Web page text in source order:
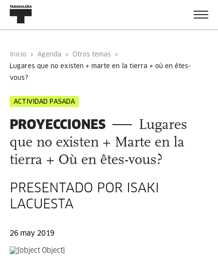
Inicio Agenda
Otros temas
lugares que no existen + marte en la tierra + où en êtes-
vous?
ACTIVIDAD PASADA
PROYECCIONES
Lugares
que no existen + Marte en la
tierra + Où en êtes-vous?
PRESENTADO POR ISAKI
LACUESTA
26 may 2019